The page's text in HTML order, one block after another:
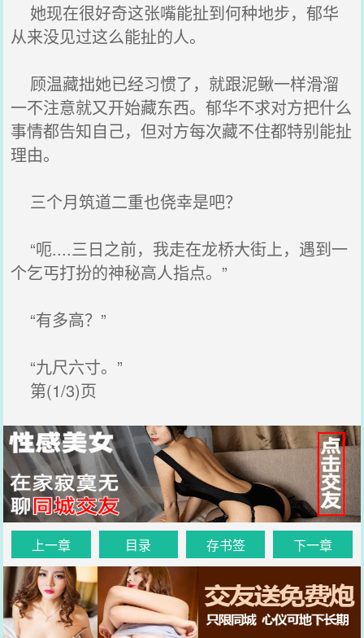
她现在很好奇这张嘴能扯到何种地步，郁华
从来没见过这么能扯的人。
顾温藏拙她已经习惯了，就跟泥鳅一样滑溜
一不注意就又开始藏东西。郁华不求对方把什么
事情都告知自己，但对方每次藏不住都特别能扯
理由。
三个月筑道二重也侥幸是吧？
“呃....三日之前，我走在龙桥大街上，遇到一
个乞丐打扮的神秘高人指点。”
“有多高？”
“九尺六寸。”
第(1/3)页
上一章 目录 存书签 下一章